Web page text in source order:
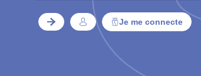
Je me connecte